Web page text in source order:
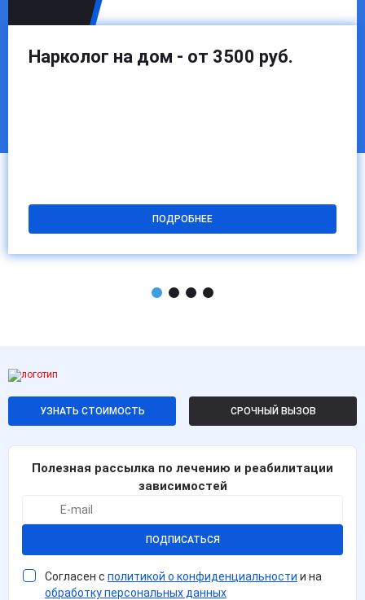
Нарколог на дом - от 3500 руб.
ПОДРОБНЕЕ
УЗНАТЬ СТОИМОСТЬ СРОЧНЫЙ ВЫЗОВ
Полезная рассылка по лечению и реабилитации
зависимостей
ПОДПИСАТЬСЯ
Согласен с политикой о конфиденциальности и на
обработку персональных данных